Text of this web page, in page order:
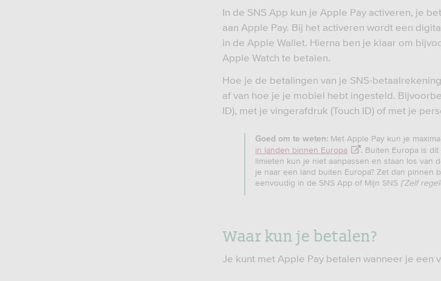
In de SNS App kun je Apple Pay activeren, je
aan Apple Pay. Bij het activeren wordt een
in de Apple Wallet. Hierna ben je klaar om
Apple Watch te betalen.
Hoe je de betalingen van je SNS-
af van hoe je je mobiel hebt ingesteld.
ID), met je vingerafdruk (Touch ID) of met je
Goed om te weten: Met Apple Pay kun je
in landen binnen Europa
. Buiten Europa is
limieten kun je niet aanpassen en staan los van
je naar een land buiten Europa? Zet dan pinnen
eenvoudig in de SNS App of Mijn SNS ('Zelf
Waar kun je betalen?
Je kunt met Apple Pay betalen wanneer je een